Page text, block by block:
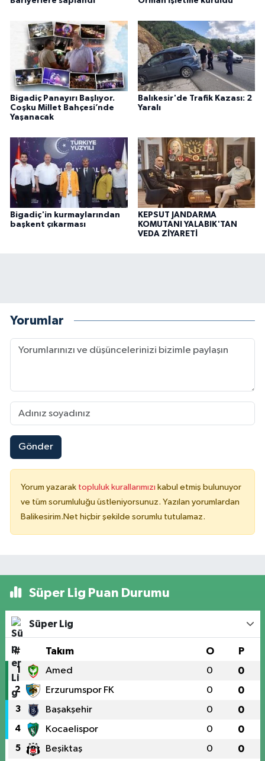
Bigadiç Panayırı Başlıyor.
Coşku Millet Bahçesi’nde
Yaşanacak
Balıkesir'de Trafik Kazası: 2
Yaralı
Bigadiç'in kurmaylarından
başkent çıkarması
KEPSUT JANDARMA
KOMUTANI YALABIK'TAN
VEDA ZİYARETİ
Yorumlar
Gönder
Yorum yazarak topluluk kurallarımızı kabul etmiş bulunuyor
ve tüm sorumluluğu üstleniyorsunuz. Yazılan yorumlardan
Balikesirim.Net hiçbir şekilde sorumlu tutulamaz.
Süper Lig Puan Durumu
Süper Lig
# Takım O P
1 Amed 0 0
2 Erzurumspor FK 0 0
3 Başakşehir 0 0
4 Kocaelispor 0 0
5 Beşiktaş 0 0